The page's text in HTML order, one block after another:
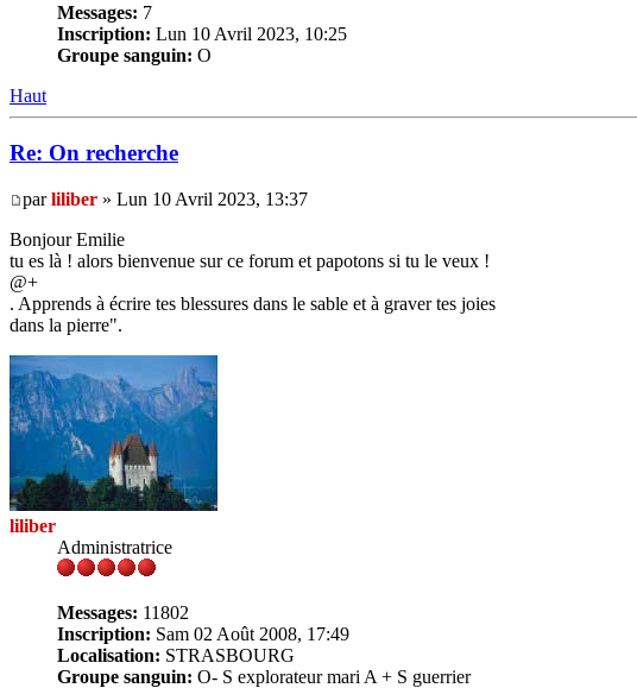
Messages: 7
Inscription: Lun 10 Avril 2023, 10:25
Groupe sanguin: O
Haut
Re: On recherche
parliliber » Lun 10 Avril 2023, 13:37
Bonjour Emilie
tu es là ! alors bienvenue sur ce forum et papotons si tu le veux !
@+
. Apprends à écrire tes blessures dans le sable et à graver tes joies
dans la pierre".
liliber
Administratrice
Messages: 11802
Inscription: Sam 02 Août 2008, 17:49
Localisation: STRASBOURG
Groupe sanguin: O- S explorateur mari A + S guerrier